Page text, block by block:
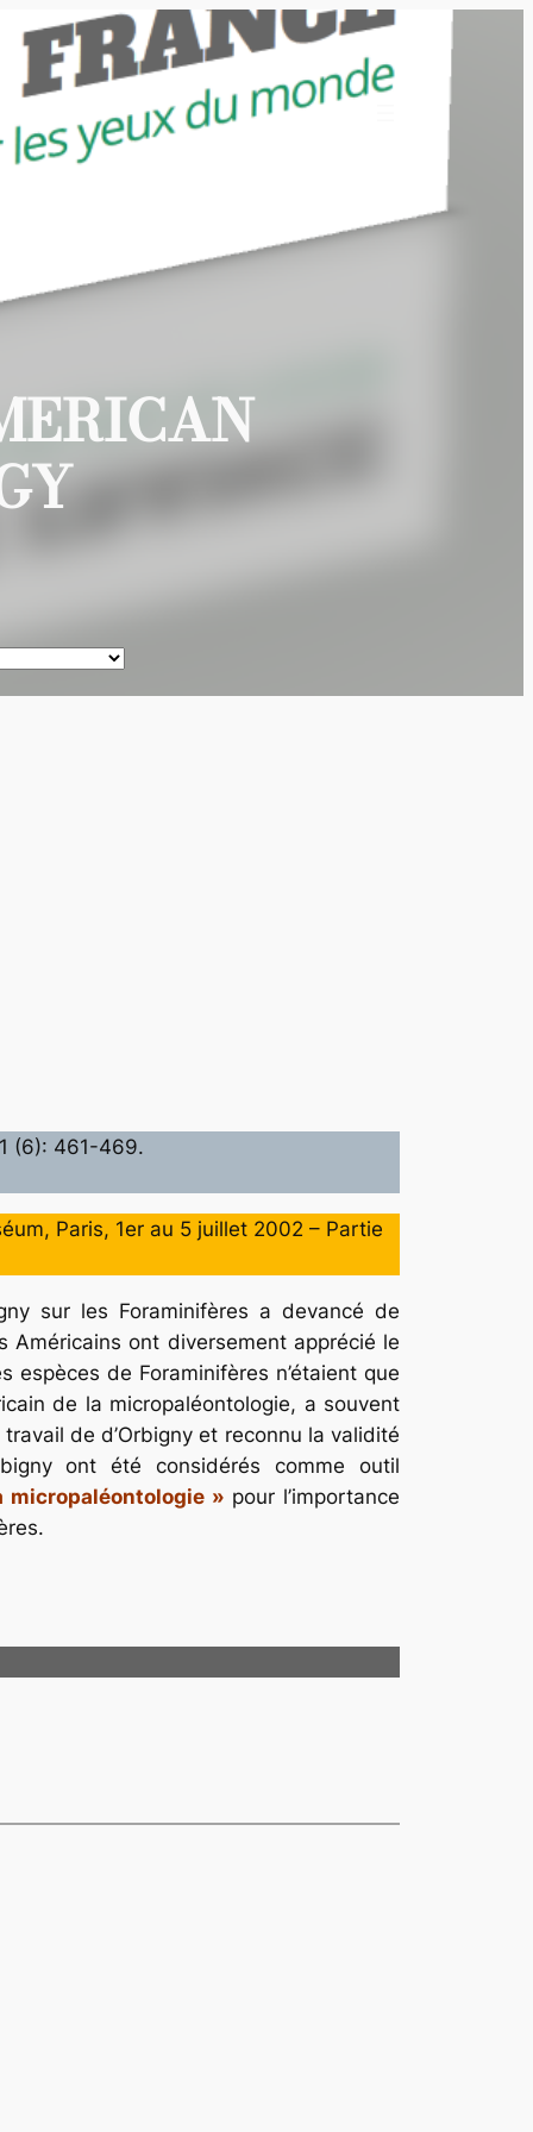
(6): 461-469.
Paris, 1er au 5 juillet 2002 – Partie
sur les Foraminifères a devancé de
Américains ont diversement apprécié le
de Foraminifères n’étaient que
de la micropaléontologie, a souvent
de d’Orbigny et reconnu la validité
ont été considérés comme outil
micropaléontologie » pour l’importance